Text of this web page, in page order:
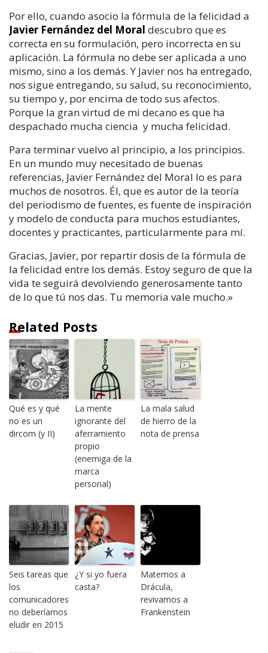
Por ello, cuando asocio la fórmula de la felicidad a
Javier Fernández del Moral descubro que es
correcta en su formulación, pero incorrecta en su
aplicación. La fórmula no debe ser aplicada a uno
mismo, sino a los demás. Y Javier nos ha entregado,
nos sigue entregando, su salud, su reconocimiento,
su tiempo y, por encima de todo sus afectos.
Porque la gran virtud de mi decano es que ha
despachado mucha ciencia y mucha felicidad.
Para terminar vuelvo al principio, a los principios.
En un mundo muy necesitado de buenas
referencias, Javier Fernández del Moral lo es para
muchos de nosotros. Él, que es autor de la teoría
del periodismo de fuentes, es fuente de inspiración
y modelo de conducta para muchos estudiantes,
docentes y practicantes, particularmente para mí.
Gracias, Javier, por repartir dosis de la fórmula de
la felicidad entre los demás. Estoy seguro de que la
vida te seguirá devolviendo generosamente tanto
de lo que tú nos das. Tu memoria vale mucho.»
Related Posts
Qué es y qué
no es un
dircom (y II)
La mente
ignorante del
aferramiento
propio
(enemiga de la
marca
personal)
La mala salud
de hierro de la
nota de prensa
Seis tareas que
los
comunicadores
no deberíamos
eludir en 2015
¿Y si yo fuera
casta?
Matemos a
Drácula,
revivamos a
Frankenstein